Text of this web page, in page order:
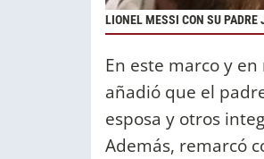
LIONEL MESSI CON SU
En este marco y
añadió que el
esposa y otros
Además, remarcó